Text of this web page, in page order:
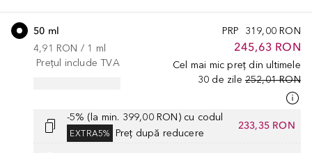
PRP 319,00 RON
245,63 RON
Cel mai mic preț din ultimele
30 de zile 252,01 RON
50 ml
4,91 RON / 1 ml
Prețul include TVA
-5% (la min. 399,00 RON) cu codul
EXTRA5% Preț după reducere
233,35 RON